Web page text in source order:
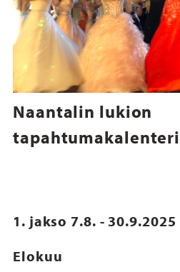
Naantalin lukion
tapahtumakalenteri
1. jakso 7.8. - 30.9.2025
Elokuu